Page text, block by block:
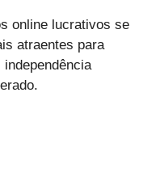
online lucrativos se
atraentes para